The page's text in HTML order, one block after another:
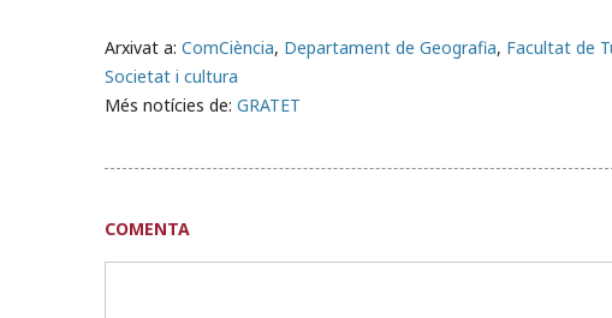
Arxivat a: ComCiència, Departament de Geografia, Facultat de
Societat i cultura
Més notícies de: GRATET
COMENTA